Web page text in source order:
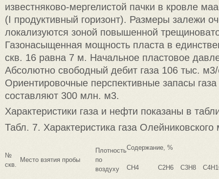
известняково-мергелистой пачки в кровле
(I продуктивный горизонт). Размеры залежи
локализуются зоной повышенной
Газонасыщенная мощность пласта в
скв. 16 равна 7 м. Начальное пластовое
Абсолютно свободный дебит газа 106 тыс. м3/
Ориентировочные перспективные запасы
составляют 300 млн. м3.
Характеристики газа и нефти показаны в
Табл. 7. Характеристика газа
№
скв.
Место взятия пробы
Плотность
по
воздуху
Содержание, %
СН4 С2Н6 С3Н8